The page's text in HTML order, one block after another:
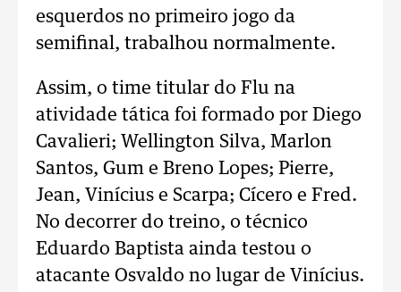
esquerdos no primeiro jogo da
semifinal, trabalhou normalmente.
Assim, o time titular do Flu na
atividade tática foi formado por Diego
Cavalieri; Wellington Silva, Marlon
Santos, Gum e Breno Lopes; Pierre,
Jean, Vinícius e Scarpa; Cícero e Fred.
No decorrer do treino, o técnico
Eduardo Baptista ainda testou o
atacante Osvaldo no lugar de Vinícius.